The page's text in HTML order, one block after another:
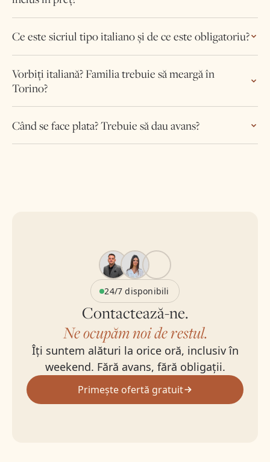
Ce este sicriul tipo italiano și de ce este obligatoriu?
Vorbiți italiană? Familia trebuie să meargă în
Torino?
Când se face plata? Trebuie să dau avans?
24/7 disponibili
Contactează-ne.
Ne ocupăm noi de restul.
Îți suntem alături la orice oră, inclusiv în
weekend. Fără avans, fără obligații.
Primește ofertă gratuit